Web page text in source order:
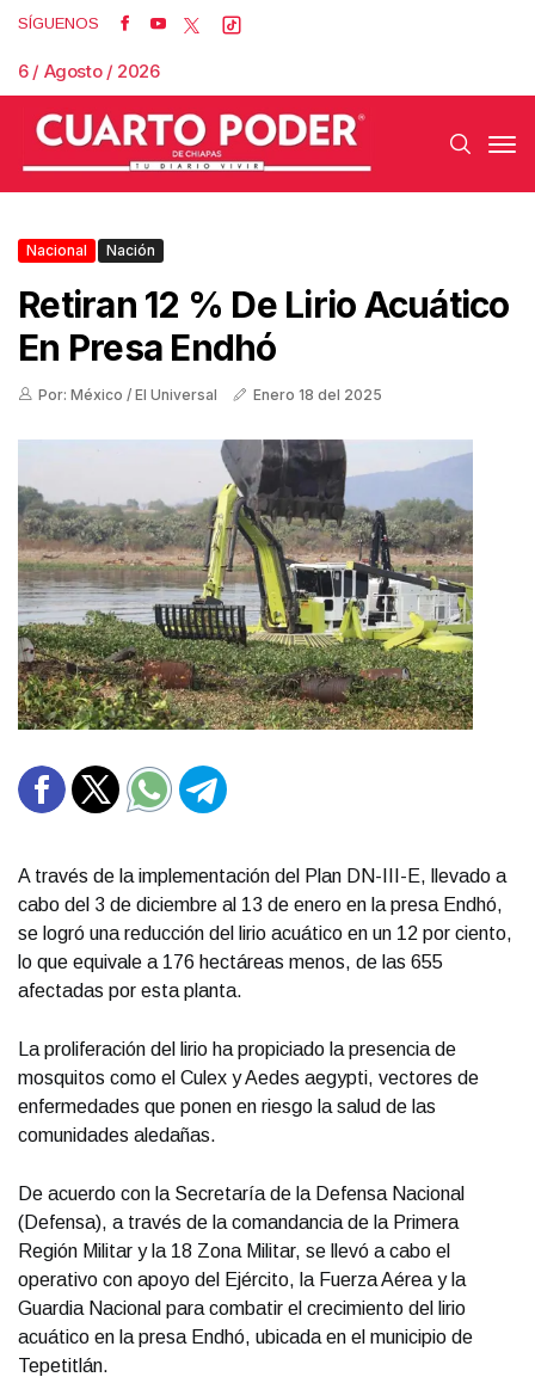
SÍGUENOS
6 / Agosto / 2026
Nacional Nación
Retiran 12 % De Lirio Acuático
En Presa Endhó
Por: México / El Universal Enero 18 del 2025
A través de la implementación del Plan DN-III-E, llevado a
cabo del 3 de diciembre al 13 de enero en la presa Endhó,
se logró una reducción del lirio acuático en un 12 por ciento,
lo que equivale a 176 hectáreas menos, de las 655
afectadas por esta planta.
La proliferación del lirio ha propiciado la presencia de
mosquitos como el Culex y Aedes aegypti, vectores de
enfermedades que ponen en riesgo la salud de las
comunidades aledañas.
De acuerdo con la Secretaría de la Defensa Nacional
(Defensa), a través de la comandancia de la Primera
Región Militar y la 18 Zona Militar, se llevó a cabo el
operativo con apoyo del Ejército, la Fuerza Aérea y la
Guardia Nacional para combatir el crecimiento del lirio
acuático en la presa Endhó, ubicada en el municipio de
Tepetitlán.